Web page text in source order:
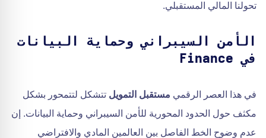
تحولنا المالي المستقبلي.
الأمن السيبراني وحماية البيانات
في Finance
في هذا العصر الرقمي مستقبل التمويل تتشكل لتتمحور بشكل
مكثف حول الحدود المحورية للأمن السيبراني وحماية البيانات. إن
عدم وضوح الخط الفاصل بين العالمين المادي والافتراضي